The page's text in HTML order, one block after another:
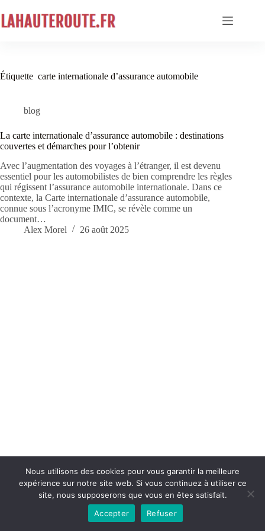
au
contenu
Étiquette carte internationale d’assurance automobile
blog
La carte internationale d’assurance automobile : destinations
couvertes et démarches pour l’obtenir
Avec l’augmentation des voyages à l’étranger, il est devenu
essentiel pour les automobilistes de bien comprendre les règles
qui régissent l’assurance automobile internationale. Dans ce
contexte, la Carte internationale d’assurance automobile,
connue sous l’acronyme IMIC, se révèle comme un
document…
Alex Morel
26 août 2025
Conditions générales Contact
Copyright © 2026 - lahauteroute.fr
Nous utilisons des cookies pour vous garantir la meilleure
expérience sur notre site web. Si vous continuez à utiliser ce
site, nous supposerons que vous en êtes satisfait.
Accepter
Refuser